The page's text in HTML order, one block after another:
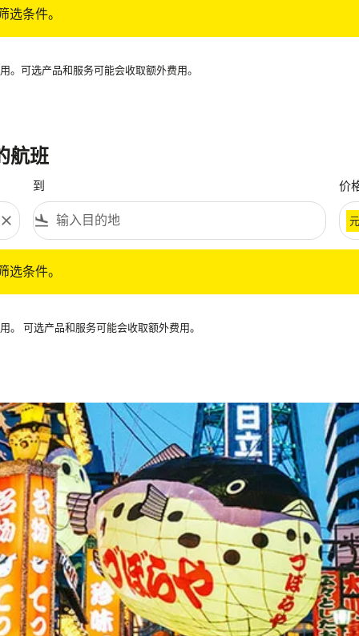
条件。
可选产品和服务可能会收取额外费用。
航班
close
到
flight_land
价
元
条件。
可选产品和服务可能会收取额外费用。